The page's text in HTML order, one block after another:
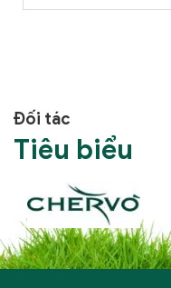
Đối tác
Tiêu biểu